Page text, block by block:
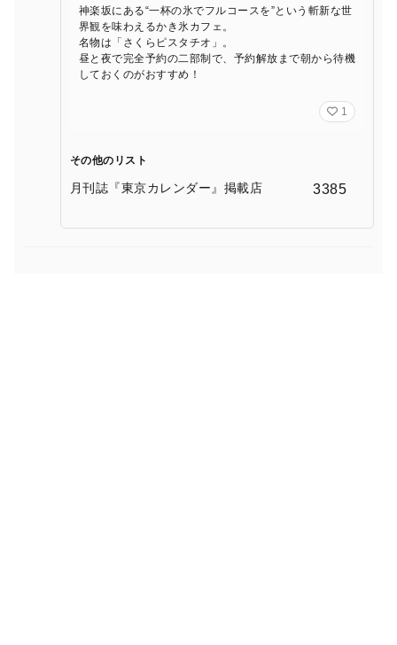
神楽坂にある“一杯の氷でフルコースを”という斬新な世
界観を味わえるかき氷カフェ。
名物は「さくらピスタチオ」。
昼と夜で完全予約の二部制で、予約解放まで朝から待機
しておくのがおすすめ！
1
その他のリスト
月刊誌『東京カレンダー』掲載店 3385